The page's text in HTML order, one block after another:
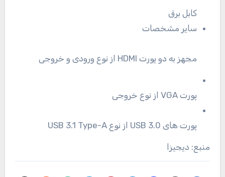
کابل برق
سایر مشخصات
مجهز به دو پورت HDMI از نوع ورودی و خروجی
پورت VGA از نوع خروجی
پورت های USB 3.0 از نوع USB 3.1 Type-A
منبع: دیجیزا